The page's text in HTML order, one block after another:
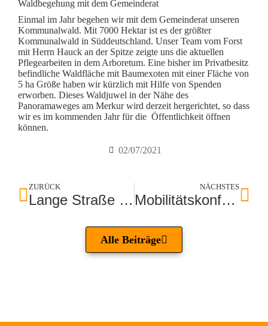
Waldbegehung mit dem Gemeinderat
Einmal im Jahr begehen wir mit dem Gemeinderat unseren
Kommunalwald. Mit 7000 Hektar ist es der größter
Kommunalwald in Süddeutschland. Unser Team vom Forst
mit Herrn Hauck an der Spitze zeigte uns die aktuellen
Pflegearbeiten in dem Arboretum. Eine bisher im Privatbesitz
befindliche Waldfläche mit Baumexoten mit einer Fläche von
5 ha Größe haben wir kürzlich mit Hilfe von Spenden
erworben. Dieses Waldjuwel in der Nähe des
Panoramaweges am Merkur wird derzeit hergerichtet, so dass
wir es im kommenden Jahr für die Öffentlichkeit öffnen
können.
02/07/2021
ZURÜCK
Lange Straße des Ehrenamtes
NÄCHSTES
Mobilitätskonferenz in Baden-Baden
Alle Beiträge